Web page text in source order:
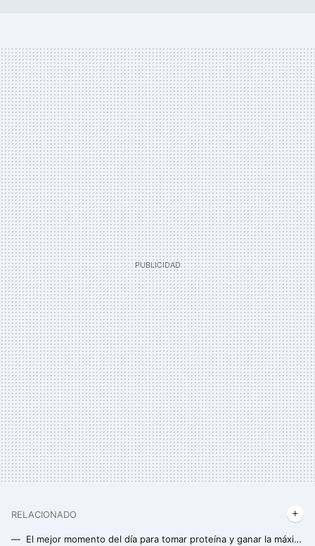
RELACIONADO
El mejor momento del día para tomar proteína y ganar la máxima masa muscular (y no es después de entrenar)